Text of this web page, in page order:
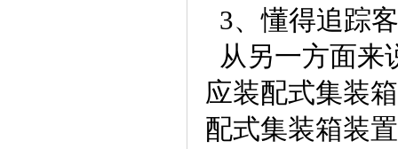
3、懂得追踪
从另一方面来
应装配式集装
配式集装箱装